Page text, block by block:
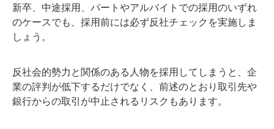
新卒、中途採用、パートやアルバイトでの採用のいずれ
のケースでも、採用前には必ず反社チェックを実施しま
しょう。
反社会的勢力と関係のある人物を採用してしまうと、企
業の評判が低下するだけでなく、前述のとおり取引先や
銀行からの取引が中止されるリスクもあります。